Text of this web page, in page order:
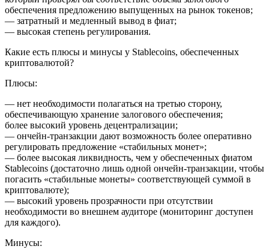
обеспечения предложению выпущенных на рынок токенов;
— затратный и медленный вывод в фиат;
— высокая степень регулирования.
Какие есть плюсы и минусы у Stableсoins, обеспеченных
криптовалютой?
Плюсы:
— нет необходимости полагаться на третью сторону,
обеспечивающую хранение залогового обеспечения;
более высокий уровень децентрализации;
— ончейн-транзакции дают возможность более оперативно
регулировать предложение «стабильных монет»;
— более высокая ликвидность, чем у обеспеченных фиатом
Stablecoins (достаточно лишь одной ончейн-транзакции, чтобы
погасить «стабильные монеты» соответствующей суммой в
криптовалюте);
— высокий уровень прозрачности при отсутствии
необходимости во внешнем аудиторе (мониторинг доступен
для каждого).
Минусы: